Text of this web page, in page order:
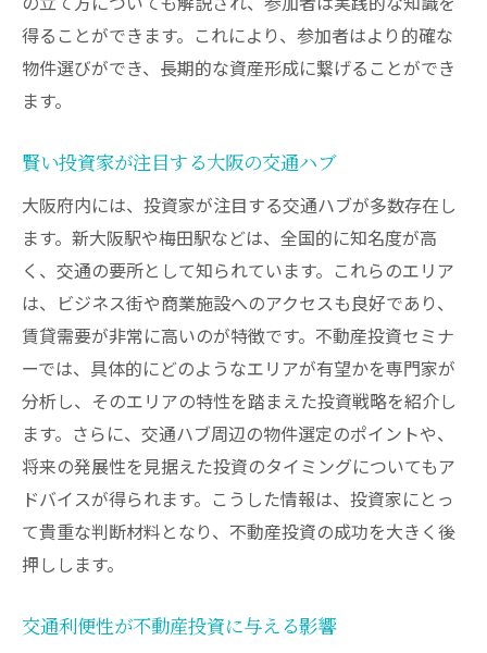
得ることができます。これにより、参加者はより的確な
物件選びができ、長期的な資産形成に繋げることができ
ます。
賢い投資家が注目する大阪の交通ハブ
大阪府内には、投資家が注目する交通ハブが多数存在し
ます。新大阪駅や梅田駅などは、全国的に知名度が高
く、交通の要所として知られています。これらのエリア
は、ビジネス街や商業施設へのアクセスも良好であり、
賃貸需要が非常に高いのが特徴です。不動産投資セミナ
ーでは、具体的にどのようなエリアが有望かを専門家が
分析し、そのエリアの特性を踏まえた投資戦略を紹介し
ます。さらに、交通ハブ周辺の物件選定のポイントや、
将来の発展性を見据えた投資のタイミングについてもア
ドバイスが得られます。こうした情報は、投資家にとっ
て貴重な判断材料となり、不動産投資の成功を大きく後
押しします。
交通利便性が不動産投資に与える影響